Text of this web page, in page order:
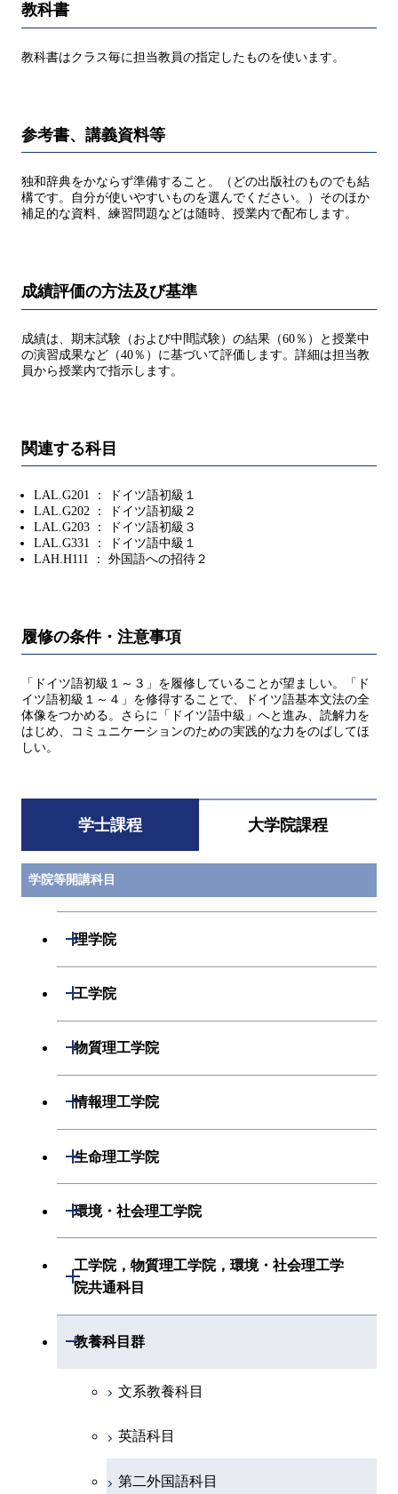
教科書
教科書はクラス毎に担当教員の指定したものを使います。
参考書、講義資料等
独和辞典をかならず準備すること。（どの出版社のものでも結
構です。自分が使いやすいものを選んでください。）そのほか
補足的な資料、練習問題などは随時、授業内で配布します。
成績評価の方法及び基準
成績は、期末試験（および中間試験）の結果（60％）と授業中
の演習成果など（40％）に基づいて評価します。詳細は担当教
員から授業内で指示します。
関連する科目
LAL.G201 ： ドイツ語初級１
LAL.G202 ： ドイツ語初級２
LAL.G203 ： ドイツ語初級３
LAL.G331 ： ドイツ語中級１
LAH.H111 ： 外国語への招待２
履修の条件・注意事項
「ドイツ語初級１～３」を履修していることが望ましい。「ド
イツ語初級１～４」を修得することで、ドイツ語基本文法の全
体像をつかめる。さらに「ドイツ語中級」へと進み、読解力を
はじめ、コミュニケーションのための実践的な力をのばしてほ
しい。
学士課程 大学院課程
学院等開講科目
理学院
開閉
化学系
初年次専門科目
創造プロセス科目
共通専門科目
工学院
開閉
機械系
電気電子系
経営工学系
初年次専門科目
創造プロセス科目
物質理工学院
開閉
材料系
初年次専門科目
共通専門科目
情報理工学院
開閉
数理・計算科学系
初年次専門科目
創造プロセス科目
共通専門科目
生命理工学院
開閉
生命理工学系
創造プロセス科目
共通専門科目
環境・社会理工学院
開閉
建築学系
融合理工学系
初年次専門科目
創造プロセス科目
共通専門科目
工学院，物質理工学院，環境・社会理工学
院共通科目
開閉
工学院，物質理工学院，環境・社会
教養科目群
開閉
文系教養科目
英語科目
第二外国語科目